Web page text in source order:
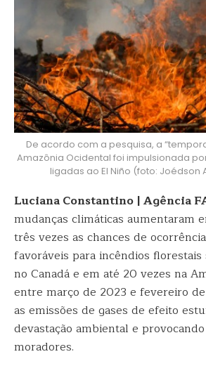
De acordo com a pesquisa, a
Amazônia Ocidental foi impulsionada
ligadas ao El Niño (foto: Joédson
Luciana Constantino | Agência
mudanças climáticas aumentaram
três vezes as chances de
favoráveis para incêndios
no Canadá e em até 20 vezes na
entre março de 2023 e fevereiro
as emissões de gases de efeito
devastação ambiental e
moradores.